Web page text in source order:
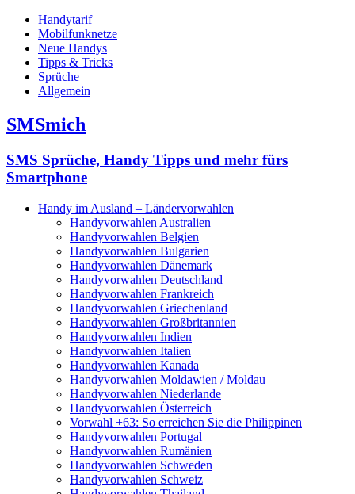
Handytarif
Mobilfunknetze
Neue Handys
Tipps & Tricks
Sprüche
Allgemein
SMSmich
SMS Sprüche, Handy Tipps und mehr fürs
Smartphone
Handy im Ausland – Ländervorwahlen
Handyvorwahlen Australien
Handyvorwahlen Belgien
Handyvorwahlen Bulgarien
Handyvorwahlen Dänemark
Handyvorwahlen Deutschland
Handyvorwahlen Frankreich
Handyvorwahlen Griechenland
Handyvorwahlen Großbritannien
Handyvorwahlen Indien
Handyvorwahlen Italien
Handyvorwahlen Kanada
Handyvorwahlen Moldawien / Moldau
Handyvorwahlen Niederlande
Handyvorwahlen Österreich
Vorwahl +63: So erreichen Sie die Philippinen
Handyvorwahlen Portugal
Handyvorwahlen Rumänien
Handyvorwahlen Schweden
Handyvorwahlen Schweiz